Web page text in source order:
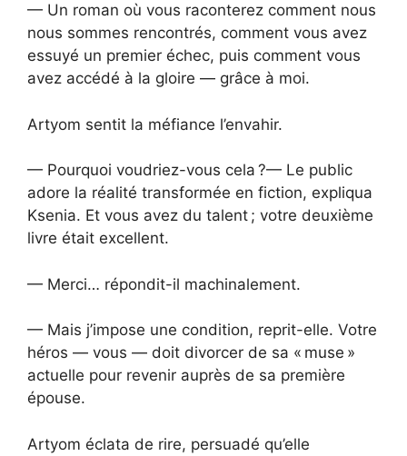
— Un roman où vous raconterez comment nous
nous sommes rencontrés, comment vous avez
essuyé un premier échec, puis comment vous
avez accédé à la gloire — grâce à moi.
Artyom sentit la méfiance l’envahir.
— Pourquoi voudriez-vous cela ?— Le public
adore la réalité transformée en fiction, expliqua
Ksenia. Et vous avez du talent ; votre deuxième
livre était excellent.
— Merci… répondit-il machinalement.
— Mais j’impose une condition, reprit-elle. Votre
héros — vous — doit divorcer de sa « muse »
actuelle pour revenir auprès de sa première
épouse.
Artyom éclata de rire, persuadé qu’elle